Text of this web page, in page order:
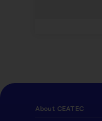
About CEATEC